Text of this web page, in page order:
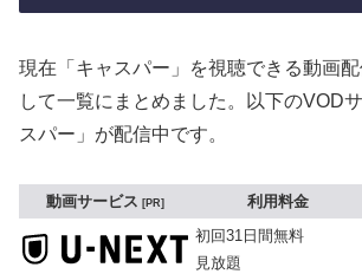
現在「キャスパー」を視聴できる動画
して一覧にまとめました。以下のVOD
スパー」が配信中です。
動画サービス PR 利用料金
初回31日間無料
見放題